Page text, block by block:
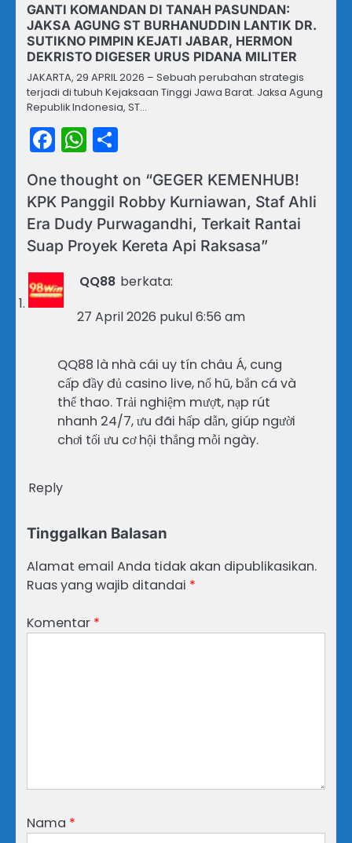
GANTI KOMANDAN DI TANAH PASUNDAN:
JAKSA AGUNG ST BURHANUDDIN LANTIK DR.
SUTIKNO PIMPIN KEJATI JABAR, HERMON
DEKRISTO DIGESER URUS PIDANA MILITER
JAKARTA, 29 APRIL 2026 – Sebuah perubahan strategis
terjadi di tubuh Kejaksaan Tinggi Jawa Barat. Jaksa Agung
Republik Indonesia, ST…
Facebook
WhatsApp
One thought on “GEGER KEMENHUB!
KPK Panggil Robby Kurniawan, Staf Ahli
Era Dudy Purwagandhi, Terkait Rantai
Suap Proyek Kereta Api Raksasa”
QQ88 berkata:
27 April 2026 pukul 6:56 am
QQ88 là nhà cái uy tín châu Á, cung
cấp đầy đủ casino live, nổ hũ, bắn cá và
thể thao. Trải nghiệm mượt, nạp rút
nhanh 24/7, ưu đãi hấp dẫn, giúp người
chơi tối ưu cơ hội thắng mỗi ngày.
Reply
Tinggalkan Balasan
Alamat email Anda tidak akan dipublikasikan.
Ruas yang wajib ditandai *
Komentar *
Nama *